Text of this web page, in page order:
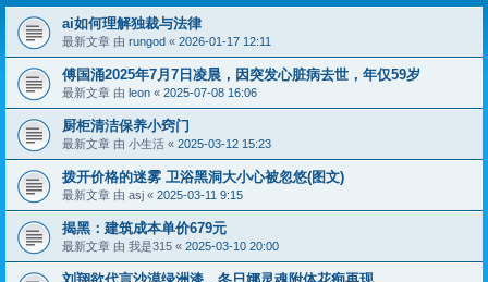
ai如何理解独裁与法律
最新文章 由 rungod « 2026-01-17 12:11
傅国涌2025年7月7日凌晨，因突发心脏病去世，年仅59岁
最新文章 由 leon « 2025-07-08 16:06
厨柜清洁保养小窍门
最新文章 由 小生活 « 2025-03-12 15:23
拨开价格的迷雾 卫浴黑洞大小心被忽悠(图文)
最新文章 由 asj « 2025-03-11 9:15
揭黑：建筑成本单价679元
最新文章 由 我是315 « 2025-03-10 20:00